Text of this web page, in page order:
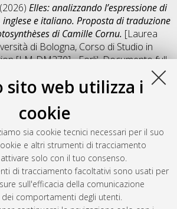
sito web utilizza i
cookie
sia cookie tecnici necessari per il suo
e altri strumenti di tracciamento
solo con il tuo consenso.
di tracciamento facoltativi sono usati per
sull'efficacia della comunicazione
comportamenti degli utenti.
(2026) Elles: analizzando l’espressione di
inglese e italiano. Proposta di traduzione
di Camille Cornu. [Laurea
di Bologna, Corso di Studio in
[LM-DM270] - Forli', Documento full-
citazione
Condividi
per scelta dell'autore. (
Abstract
metadati
del documento: